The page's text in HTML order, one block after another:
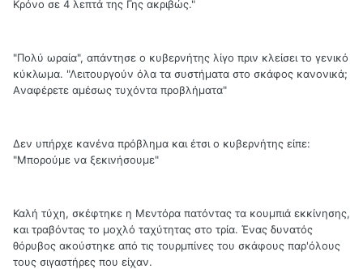
Κρόνο σε 4 λεπτά της Γης ακριβώς."
"Πολύ ωραία", απάντησε ο κυβερνήτης λίγο πριν κλείσει το γενικό
κύκλωμα. "Λειτουργούν όλα τα συστήματα στο σκάφος κανονικά;
Aναφέρετε αμέσως τυχόντα προβλήματα"
Δεν υπήρχε κανένα πρόβλημα και έτσι ο κυβερνήτης είπε:
"Μπορούμε να ξεκινήσουμε"
Καλή τύχη, σκέφτηκε η Μεντόρα πατόντας τα κουμπιά εκκίνησης,
και τραβόντας το μοχλό ταχύτητας στο τρία. Ένας δυνατός
θόρυβος ακούστηκε από τις τουρμπίνες του σκάφους παρ'όλους
τους σιγαστήρες που είχαν.